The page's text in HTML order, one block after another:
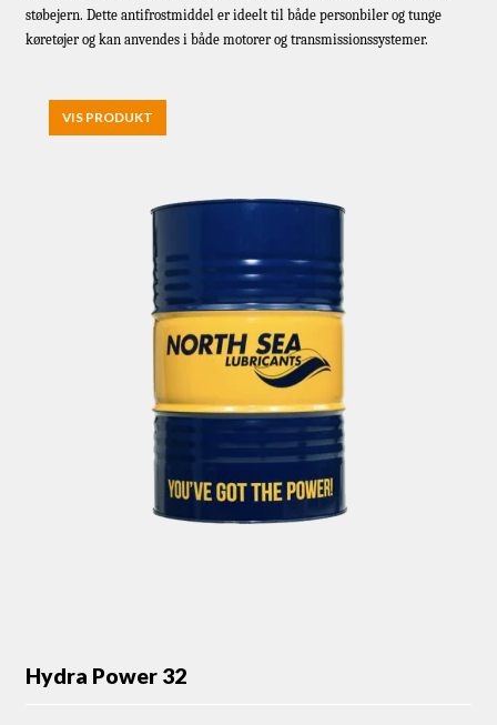
støbejern. Dette antifrostmiddel er ideelt til både personbiler og tunge
køretøjer og kan anvendes i både motorer og transmissionssystemer.
VIS PRODUKT
Hydra Power 32